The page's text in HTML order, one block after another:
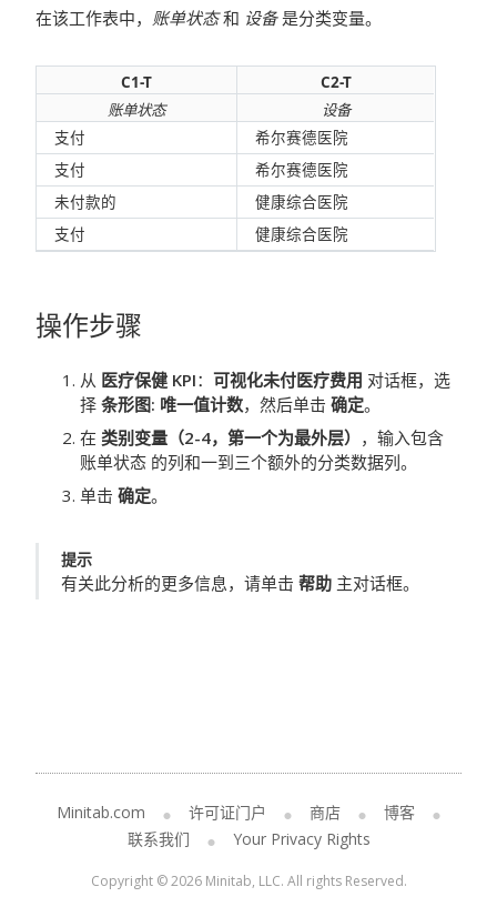
在该工作表中， 账单状态和 设备是分类变量。
C1-T
C2-T
账单状态
设备
支付
希尔赛德医院
支付
希尔赛德医院
未付款的
健康综合医院
支付
健康综合医院
操作步骤
从 医疗保健 KPI： 可视化未付医疗费用 对话框，选
择 条形图: 唯一值计数，然后单击 确定。
在 类别变量（2-4，第一个为最外层） ，输入包含
账单状态 的列和一到三个额外的分类数据列。
单击 确定。
提示
有关此分析的更多信息，请单击 帮助 主对话框。
Minitab.com 许可证门户 商店
博客
联系我们
Your Privacy Rights
Copyright © 2026 Minitab, LLC. All rights Reserved.